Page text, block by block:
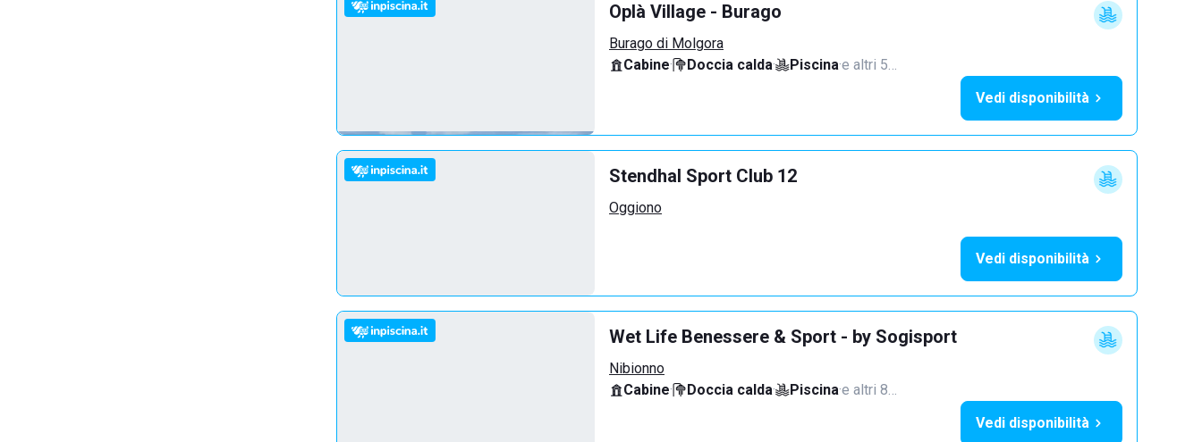
Oplà Village - Burago
Burago di Molgora
Cabine· Doccia calda· Piscina·e altri 5…
Vedi disponibilità
Stendhal Sport Club 12
Oggiono
Vedi disponibilità
Wet Life Benessere & Sport - by Sogisport
Nibionno
Cabine· Doccia calda· Piscina·e altri 8…
Vedi disponibilità